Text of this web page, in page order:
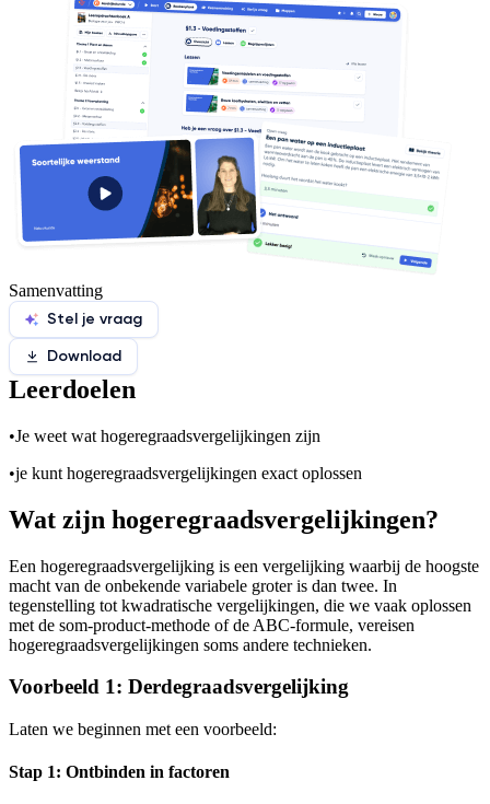
Samenvatting
Stel je vraag
Download
Leerdoelen
•Je weet wat hogeregraadsvergelijkingen zijn
•je kunt hogeregraadsvergelijkingen exact oplossen
Wat zijn hogeregraadsvergelijkingen?
Een hogeregraadsvergelijking is een vergelijking waarbij de hoogste
macht van de onbekende variabele groter is dan twee. In
tegenstelling tot kwadratische vergelijkingen, die we vaak oplossen
met de som-product-methode of de ABC-formule, vereisen
hogeregraadsvergelijkingen soms andere technieken.
Voorbeeld 1: Derdegraadsvergelijking
Laten we beginnen met een voorbeeld:
Stap 1: Ontbinden in factoren